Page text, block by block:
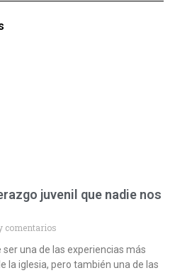
juvenil que nadie nos
comentarios
ser una de las experiencias más
la iglesia, pero también una de las